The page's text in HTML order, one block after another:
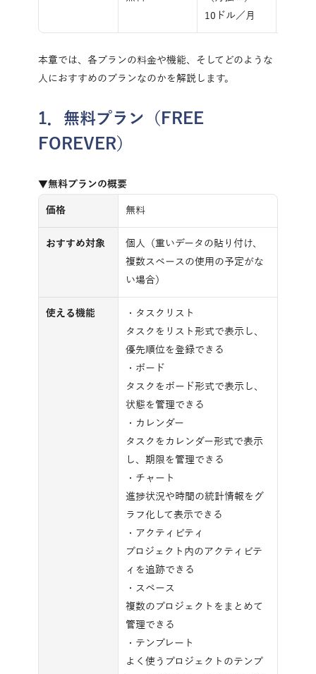
10ドル／月
本章では、各プランの料金や機能、そしてどのような
人におすすめのプランなのかを解説します。
1．無料プラン（FREE
FOREVER）
▼無料プランの概要
価格 無料
おすすめ対象
個人（重いデータの貼り付け、
複数スペースの使用の予定がな
い場合）
使える機能
・タスクリスト
タスクをリスト形式で表示し、
優先順位を登録できる
・ボード
タスクをボード形式で表示し、
状態を管理できる
・カレンダー
タスクをカレンダー形式で表示
し、期限を管理できる
・チャート
進捗状況や時間の統計情報をグ
ラフ化して表示できる
・アクティビティ
プロジェクト内のアクティビテ
ィを追跡できる
・スペース
複数のプロジェクトをまとめて
管理できる
・テンプレート
よく使うプロジェクトのテンプ